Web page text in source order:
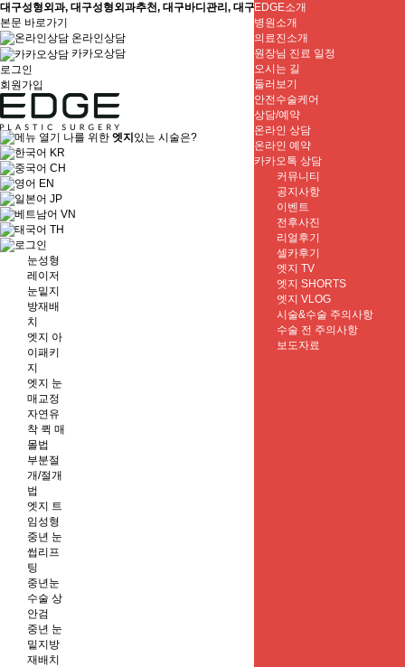
대구성형외과, 대구성형외과추천, 대구바디관리, 대구바디리프트
본문 바로가기
온라인상담
카카오상담
로그인
회원가입
나를 위한 엣지있는 시술은?
KR
CH
EN
JP
VN
TH
눈성형
레이저
눈밑지
방재배
치
엣지 아
이패키
지
엣지 눈
매교정
자연유
착 퀵 매
몰법
부분절
개/절개
법
엣지 트
임성형
중년 눈
썹리프
팅
중년눈
수술 상
안검
중년 눈
밑지방
재배치
EDGE소개
병원소개
의료진소개
원장님 진료 일정
오시는 길
둘러보기
안전수술케어
상담/예약
온라인 상담
온라인 예약
카카오톡 상담
커뮤니티
공지사항
이벤트
전후사진
리얼후기
셀카후기
엣지 TV
엣지 SHORTS
엣지 VLOG
시술&수술 주의사항
수술 전 주의사항
보도자료